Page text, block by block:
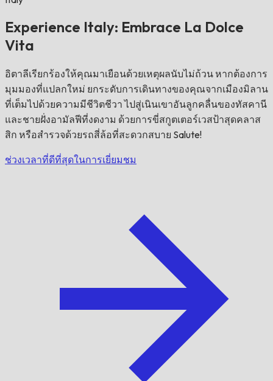
Experience Italy: Embrace La Dolce
Vita
อิตาลีเรียกร้องให้คุณมาเยือนด้วยเหตุผลนับไม่ถ้วน หากต้องการ
มุมมองที่แปลกใหม่ ยกระดับการเดินทางของคุณจากเมืองมิลาน
ที่เต็มไปด้วยความมีชีวิตชีวา ไปสู่เนินเขาอันลูกคลื่นของทัสคานี
และชายฝั่งอามัลฟีที่งดงาม ด้วยการขี่สกูตเตอร์เวสป้าสุดคลาส
สิก หรือสำรวจด้วยรถสี่ล้อที่สะดวกสบาย Salute!
ช่วงเวลาที่ดีที่สุดในการเยี่ยมชม